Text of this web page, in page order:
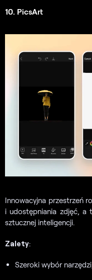
10. PicsArt
Innowacyjna przestrzeń
i udostępniania zdjęć, a
sztucznej inteligencji.
Zalety:
Szeroki wybór